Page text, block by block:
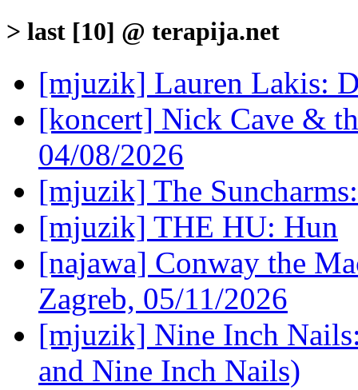
> last [10] @ terapija.net
[mjuzik] Lauren Lakis:
[koncert] Nick Cave &
04/08/2026
[mjuzik] The
[mjuzik] THE HU: Hun
[najawa] Conway the
Zagreb, 05/11/2026
[mjuzik] Nine Inch
and Nine Inch Nails)